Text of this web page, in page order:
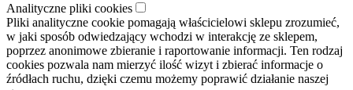
Analityczne pliki cookies
Pliki analityczne cookie pomagają właścicielowi sklepu zrozumieć,
w jaki sposób odwiedzający wchodzi w interakcję ze sklepem,
poprzez anonimowe zbieranie i raportowanie informacji. Ten rodzaj
cookies pozwala nam mierzyć ilość wizyt i zbierać informacje o
źródłach ruchu, dzięki czemu możemy poprawić działanie naszej